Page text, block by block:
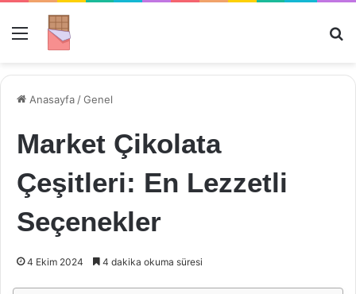
Menü
Anasayfa /Genel
Market Çikolata
Çeşitleri: En Lezzetli
Seçenekler
4 Ekim 2024 4 dakika okuma süresi